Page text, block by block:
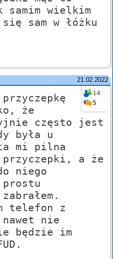
wielkim
sam w łóżku
21.02.2022
14
5
przyczepkę
że
często jest
była u
mi pilna
a że
niego
telefon z
nie
będzie im